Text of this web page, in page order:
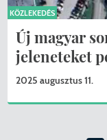
Új magyar
jeleneteket
2025 augusztus 11.
KÖZLEKEDÉS